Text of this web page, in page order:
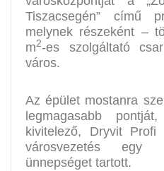
Tiszacsegén” című
melynek részeként –
m2-es szolgáltató
város.
Az épület mostanra
legmagasabb
kivitelező, Dryvit
városvezetés egy
ünnepséget tartott.